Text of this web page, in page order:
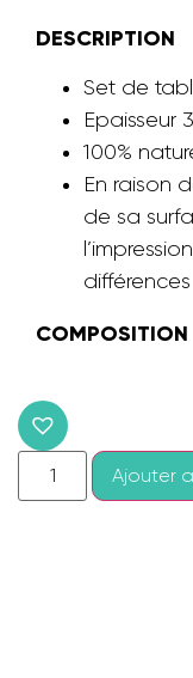
DESCRIPTION
Set de
Epaisseur
100%
En raison
de sa
différences
COMPOSITION
Ajouter